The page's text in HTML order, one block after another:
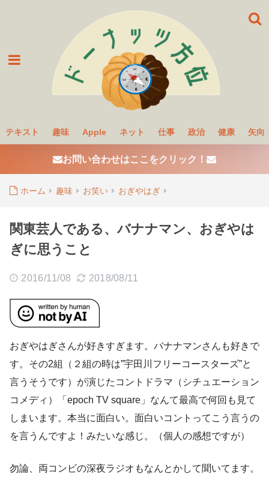
テキスト 趣味 Apple ネット 仕事 政治 健康 矢向
お問い合わせはここをクリック！
ホーム 趣味 お笑い おぎやはぎ
関東芸人である、バナナマン、おぎやは
ぎに思うこと
2016/11/08 2018/08/11
おぎやはぎさんが好きすぎます。バナナマンさんも好きで
す。その2組（２組の時は”宇田川フリーコースターズ”と
言うそうです）が演じたコントドラマ（シチュエーション
コメディ）「epoch TV square」なんて最高で何回も見て
しまいます。本当に面白い。面白いコントってこう言うの
を言うんですよ！みたいな感じ。（個人の感想ですが）
勿論、両コンビの深夜ラジオもなんとかして聞いてます。